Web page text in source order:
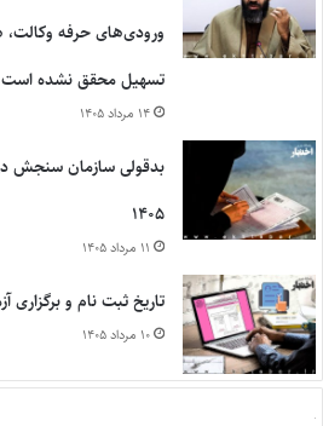
ورودی‌های حرفه
تسهیل محقق نشده است
۱۴ مرداد ۱۴۰۵
بدقولی سازمان سنجش در
۱۴۰۵
۱۱ مرداد ۱۴۰۵
تاریخ ثبت نام و برگزاری
۱۰ مرداد ۱۴۰۵